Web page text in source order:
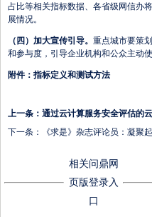
占比等相关指标数据、各省级网信办
展情况。
（四）加大宣传引导。 重点城市要策
和参与度，引导企业机构和公众主动
附件： 指标定义和测试方法
上一条： 通过云计算服务安全评估的
下一条：
《求是》杂志评论员：凝聚
相关问鼎网
页版登录入
口